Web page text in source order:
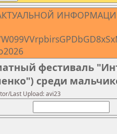
фестиваль
среди
Last Upload: avi23